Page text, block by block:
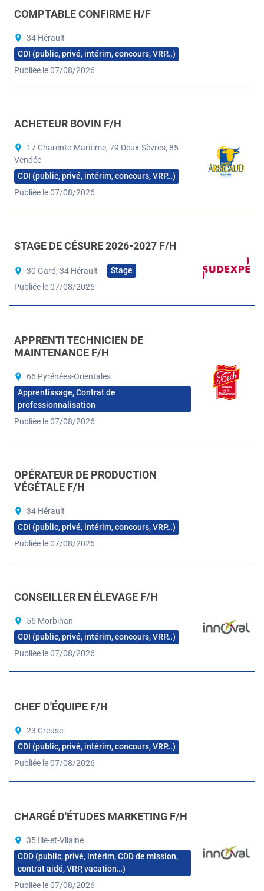
COMPTABLE CONFIRME H/F
34 Hérault
CDI (public, privé, intérim, concours, VRP…)
Publiée le 07/08/2026
ACHETEUR BOVIN F/H
17 Charente-Maritime, 79 Deux-Sèvres, 85
Vendée
CDI (public, privé, intérim, concours, VRP…)
Publiée le 07/08/2026
STAGE DE CÉSURE 2026-2027 F/H
30 Gard, 34 Hérault
Stage
Publiée le 07/08/2026
APPRENTI TECHNICIEN DE
MAINTENANCE F/H
66 Pyrénées-Orientales
Apprentissage, Contrat de
professionnalisation
Publiée le 07/08/2026
OPÉRATEUR DE PRODUCTION
VÉGÉTALE F/H
34 Hérault
CDI (public, privé, intérim, concours, VRP…)
Publiée le 07/08/2026
CONSEILLER EN ÉLEVAGE F/H
56 Morbihan
CDI (public, privé, intérim, concours, VRP…)
Publiée le 07/08/2026
CHEF D'ÉQUIPE F/H
23 Creuse
CDI (public, privé, intérim, concours, VRP…)
Publiée le 07/08/2026
CHARGÉ D'ÉTUDES MARKETING F/H
35 Ille-et-Vilaine
CDD (public, privé, intérim, CDD de mission,
contrat aidé, VRP, vacation…)
Publiée le 07/08/2026